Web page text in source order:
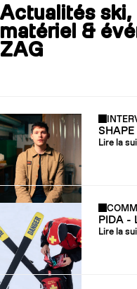
Actualités
matériel &
ZAG
Lire la
PIDA -
Lire la